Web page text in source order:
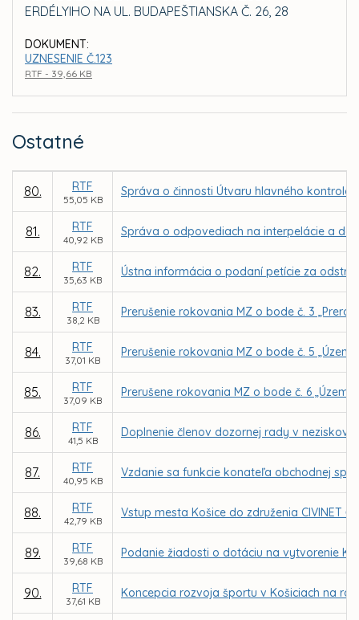
ERDÉLYIHO NA UL. BUDAPEŠTIANSKA Č. 26, 28
DOKUMENT:
UZNESENIE Č.123
RTF - 39,66 KB
Ostatné
80. RTF
55,05 KB
Správa o činnosti Útvaru hlavného
81. RTF
40,92 KB
Správa o odpovediach na interpelácie a
82. RTF
35,63 KB
Ústna informácia o podaní petície za
83. RTF
38,2 KB
Prerušenie rokovania MZ o bode č. 3
84. RTF
37,01 KB
Prerušenie rokovania MZ o bode č. 5
85. RTF
37,09 KB
Prerušene rokovania MZ o bode č. 6
86. RTF
41,5 KB
Doplnenie členov dozornej rady v
87. RTF
40,95 KB
Vzdanie sa funkcie konateľa obchodnej
88. RTF
42,79 KB
Vstup mesta Košice do združenia CIVINET
89. RTF
39,68 KB
Podanie žiadosti o dotáciu na vytvorenie
90. RTF
37,61 KB
Koncepcia rozvoja športu v Košiciach na